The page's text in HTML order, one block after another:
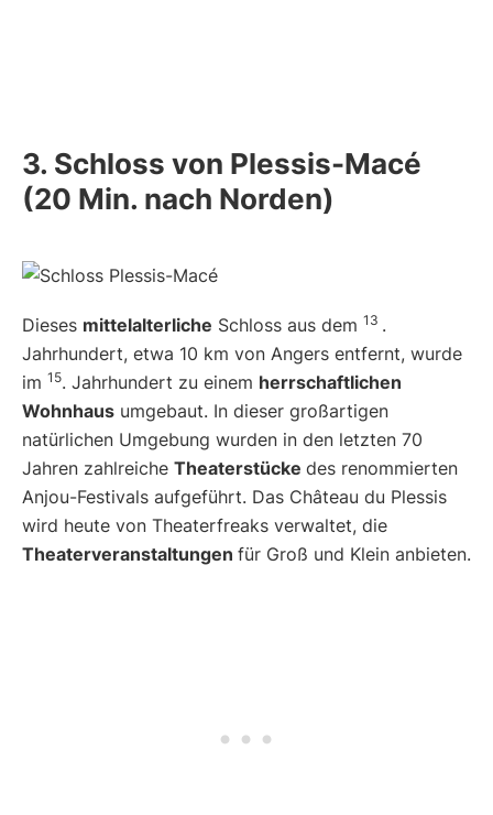
3. Schloss von Plessis-Macé
(20 Min. nach Norden)
Dieses mittelalterliche Schloss aus dem 13 .
Jahrhundert, etwa 10 km von Angers entfernt, wurde
im 15. Jahrhundert zu einem herrschaftlichen
Wohnhaus umgebaut. In dieser großartigen
natürlichen Umgebung wurden in den letzten 70
Jahren zahlreiche Theaterstücke des renommierten
Anjou-Festivals aufgeführt. Das Château du Plessis
wird heute von Theaterfreaks verwaltet, die
Theaterveranstaltungen für Groß und Klein anbieten.